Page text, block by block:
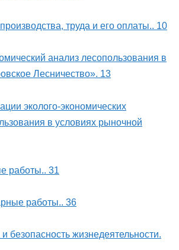
труда и его оплаты.. 10
анализ лесопользования в
Лесничество». 13
эколого-экономических
в условиях рыночной
работы.. 31
работы.. 36
безопасность жизнедеятельности.